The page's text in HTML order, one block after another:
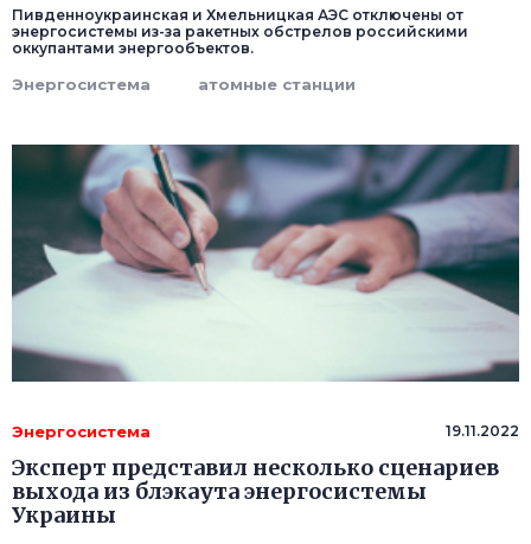
Пивденноукраинская и Хмельницкая АЭС отключены от
энергосистемы из-за ракетных обстрелов российскими
оккупантами энергообъектов.
Энергосистема атомные станции
Энергосистема 19.11.2022
Эксперт представил несколько сценариев
выхода из блэкаута энергосистемы
Украины